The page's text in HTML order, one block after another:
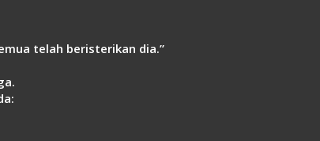
telah beristerikan dia.”